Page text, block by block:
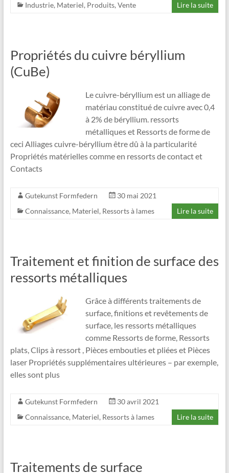
Industrie, Materiel, Produits, Vente Lire la suite
Propriétés du cuivre béryllium
(CuBe)
Le cuivre-béryllium est un alliage de
matériau constitué de cuivre avec 0,4
à 2% de béryllium. ressorts
métalliques et Ressorts de forme de
ceci Alliages cuivre-béryllium être dû à la particularité
Propriétés matérielles comme en ressorts de contact et
Contacts
Gutekunst Formfedern
30 mai 2021
Connaissance, Materiel, Ressorts à lames Lire la suite
Traitement et finition de surface des
ressorts métalliques
Grâce à différents traitements de
surface, finitions et revêtements de
surface, les ressorts métalliques
comme Ressorts de forme, Ressorts
plats, Clips à ressort , Pièces embouties et pliées et Pièces
laser Propriétés supplémentaires ultérieures – par exemple,
elles sont plus
Gutekunst Formfedern
30 avril 2021
Connaissance, Materiel, Ressorts à lames Lire la suite
Traitements de surface